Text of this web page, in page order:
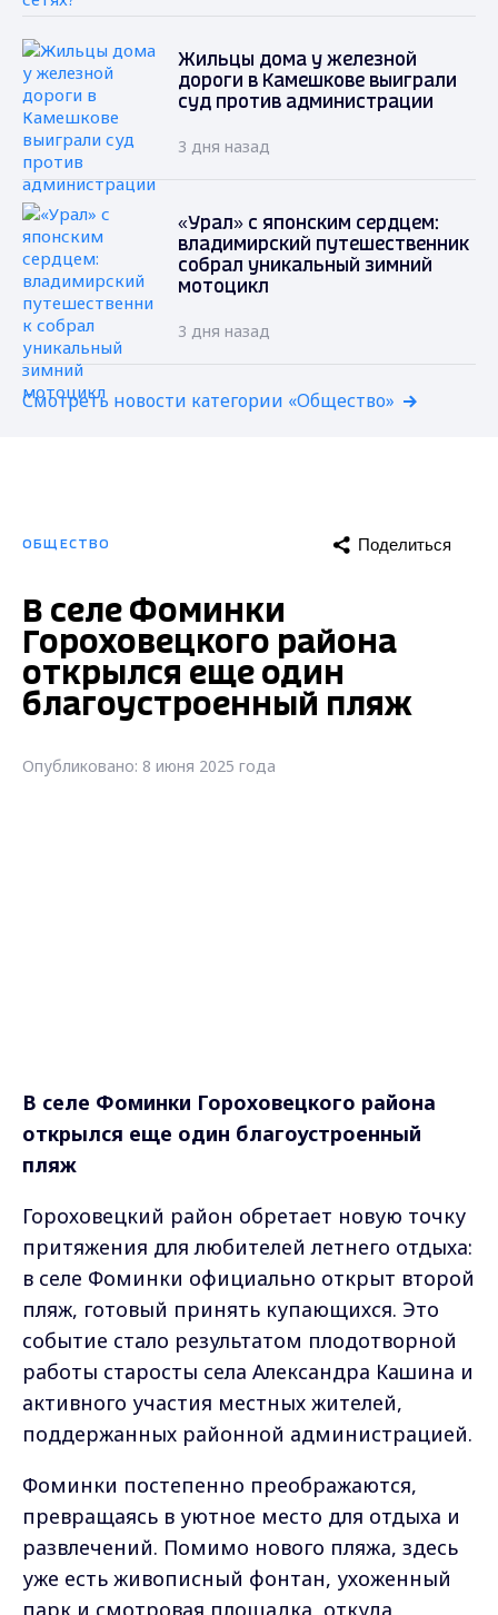
Жильцы дома у железной
дороги в Камешкове выиграли
суд против администрации
3 дня назад
«Урал» с японским сердцем:
владимирский путешественник
собрал уникальный зимний
мотоцикл
3 дня назад
Смотреть новости категории «Общество»
ОБЩЕСТВО Поделиться
В селе Фоминки
Гороховецкого района
открылся еще один
благоустроенный пляж
Опубликовано: 8 июня 2025 года
В селе Фоминки Гороховецкого района
открылся еще один благоустроенный
пляж
Гороховецкий район обретает новую точку
притяжения для любителей летнего отдыха:
в селе Фоминки официально открыт второй
пляж, готовый принять купающихся. Это
событие стало результатом плодотворной
работы старосты села Александра Кашина и
активного участия местных жителей,
поддержанных районной администрацией.
Фоминки постепенно преображаются,
превращаясь в уютное место для отдыха и
развлечений. Помимо нового пляжа, здесь
уже есть живописный фонтан, ухоженный
парк и смотровая площадка, откуда